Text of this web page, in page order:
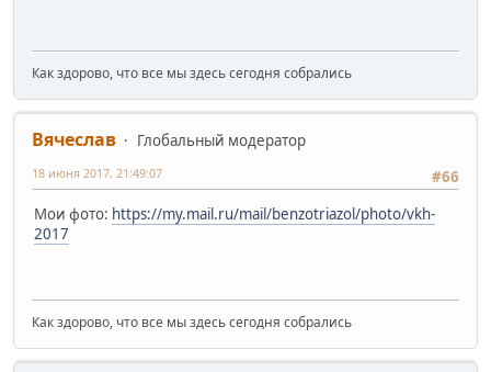
Как здорово, что все мы здесь сегодня собрались
Вячеслав
Глобальный модератор
#66
18 июня 2017, 21:49:07
Мои фото: https://my.mail.ru/mail/benzotriazol/photo/vkh-
2017
Как здорово, что все мы здесь сегодня собрались